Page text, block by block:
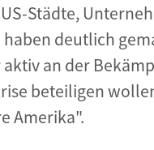
Städte,
deutlich
an der
beteiligen
Amerika".